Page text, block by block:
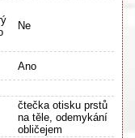
Ne
Ano
čtečka otisku prstů
na těle, odemykání
obličejem